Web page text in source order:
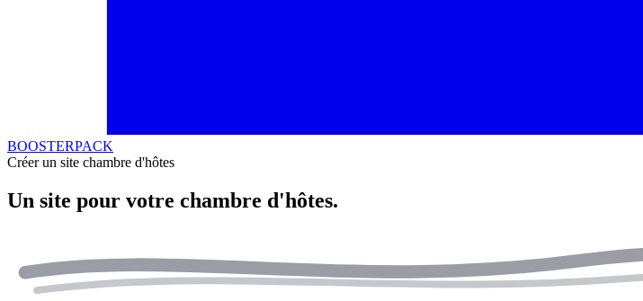
BOOSTERPACK
Créer un site chambre d'hôtes
Un site pour votre chambre d'hôtes.